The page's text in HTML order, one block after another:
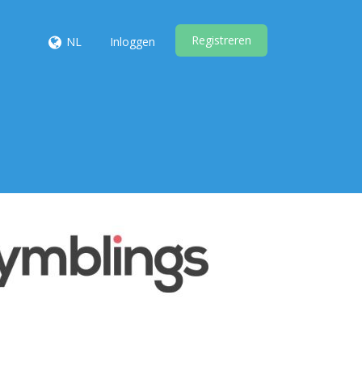
NL Inloggen Registreren